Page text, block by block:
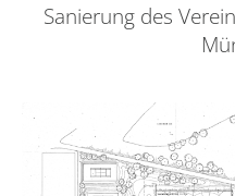
Sanierung des